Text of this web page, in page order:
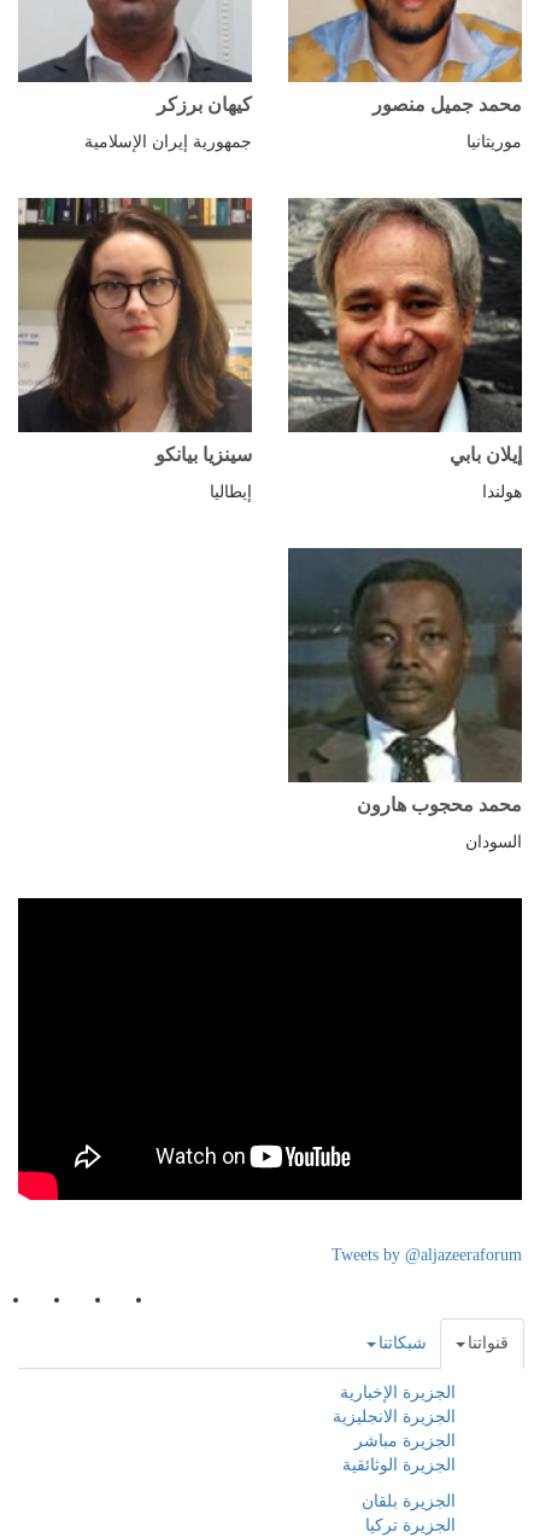
محمد جميل منصور
موريتانيا
كيهان برزكر
جمهورية إيران الإسلامية
إيلان بابي
هولندا
سينزيا بيانكو
إيطاليا
محمد محجوب هارون
السودان
Tweets by @aljazeeraforum
قنواتنا شبكاتنا
الجزيرة الإخبارية
الجزيرة الانجليزية
الجزيرة مباشر
الجزيرة الوثائقية
الجزيرة بلقان
الجزيرة تركيا